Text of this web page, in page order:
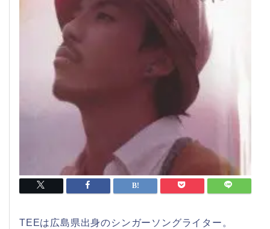
TEEは広島県出身のシンガーソングライター。